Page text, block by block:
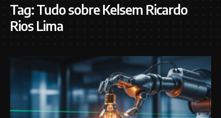
Tag:Tudo sobre Kelsem Ricardo
Rios Lima